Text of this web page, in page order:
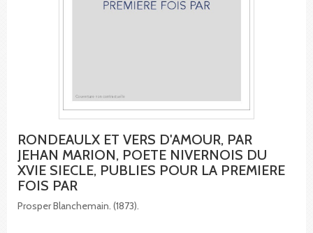
RONDEAULX ET VERS D'AMOUR, PAR
JEHAN MARION, POETE NIVERNOIS DU
XVIE SIECLE, PUBLIES POUR LA PREMIERE
FOIS PAR
Prosper Blanchemain. (1873).